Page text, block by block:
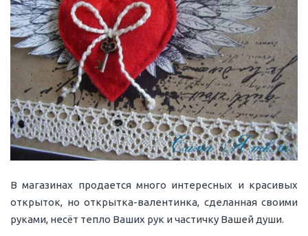
В магазинах продается много интересных и красивых
открыток, но открытка-валентинка, сделанная своими
руками, несёт тепло Ваших рук и частичку Вашей души.